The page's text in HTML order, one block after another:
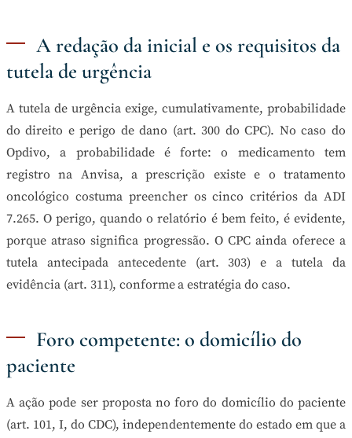
A redação da inicial e os requisitos da
tutela de urgência
A tutela de urgência exige, cumulativamente, probabilidade
do direito e perigo de dano (art. 300 do CPC). No caso do
Opdivo, a probabilidade é forte: o medicamento tem
registro na Anvisa, a prescrição existe e o tratamento
oncológico costuma preencher os cinco critérios da ADI
7.265. O perigo, quando o relatório é bem feito, é evidente,
porque atraso significa progressão. O CPC ainda oferece a
tutela antecipada antecedente (art. 303) e a tutela da
evidência (art. 311), conforme a estratégia do caso.
Foro competente: o domicílio do
paciente
A ação pode ser proposta no foro do domicílio do paciente
(art. 101, I, do CDC), independentemente do estado em que a